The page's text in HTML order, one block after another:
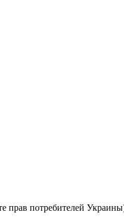
прав потребителей